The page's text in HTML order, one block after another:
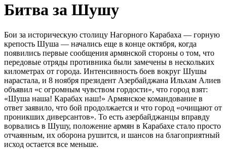
Битва за Шушу
Бои за историческую столицу Нагорного Карабаха — горную
крепость Шуша — начались еще в конце октября, когда
появились первые сообщения армянской стороны о том, что
передовые отряды противника были замечены в нескольких
километрах от города. Интенсивность боев вокруг Шушы
нарастала, и 8 ноября президент Азербайджана Ильхам Алиев
объявил «с огромным чувством гордости», что город взят:
«Шуша наша! Карабах наш!» Армянское командование в
ответ заявило, что бой продолжается и что город «очищают от
проникших диверсантов». То есть азербайджанцы вправду
ворвались в Шушу, положение армян в Карабахе стало просто
отчаянным, их оборона рушится, и шансов на благоприятный
исход остается все меньше.